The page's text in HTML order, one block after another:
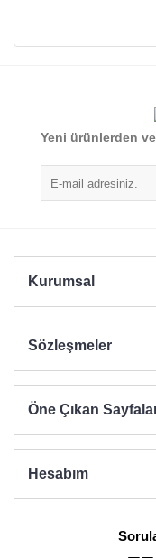
Ürün resmi
Ürün
Ürün bilgilerinde
Yeni ürünlerden
Kurumsal
Sözleşmeler
Öne Çıkan
Hesabım